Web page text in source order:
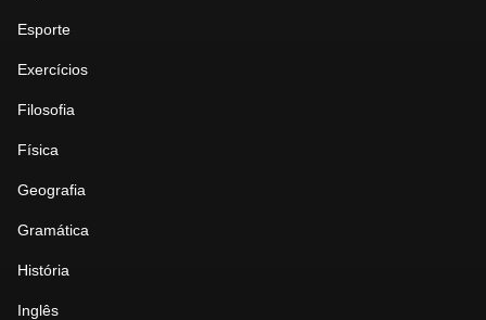
Esporte
Exercícios
Filosofia
Física
Geografia
Gramática
História
Inglês